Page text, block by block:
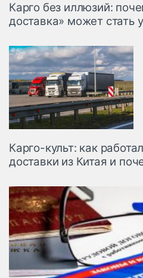
Карго без иллюзий:
доставка» может стать
Карго-культ: как
доставки из Китая и